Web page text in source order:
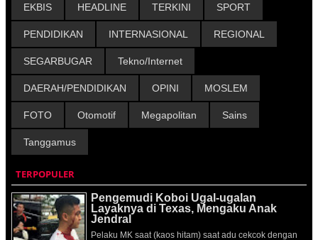
EKBIS HEADLINE TERKINI SPORT
PENDIDIKAN INTERNASIONAL REGIONAL
SEGARBUGAR Tekno/Internet
DAERAH/PENDIDIKAN OPINI MOSLEM
FOTO Otomotif Megapolitan Sains
Tanggamus
TERPOPULER
Pengemudi Koboi Ugal-ugalan
Layaknya di Texas, Mengaku Anak
Jendral
Pelaku MK saat (kaos hitam) saat adu cekcok dengan